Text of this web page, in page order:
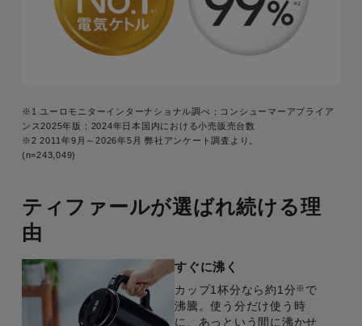
※1 ユーロモニターインターナショナル調べ；コンシューマーアプライア
ンス2025年版；2024年日本国内における小売販売台数
※2 2011年9月～2026年5月 弊社アンケート調査より。
(n=243,049)
ティファールが選ばれ続ける理
由
すぐに沸く
カップ1杯分なら約1分※ で
沸騰。使う分だけ使う時
に、あっという間に沸かせ